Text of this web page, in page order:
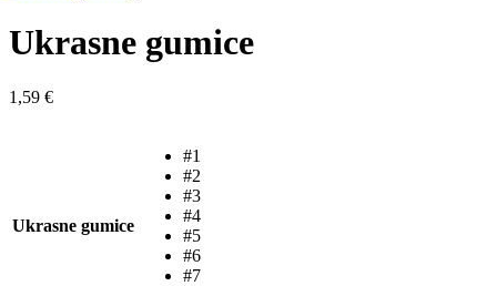
Ukrasne gumice
1,59 €
Ukrasne gumice
#1
#2
#3
#4
#5
#6
#7